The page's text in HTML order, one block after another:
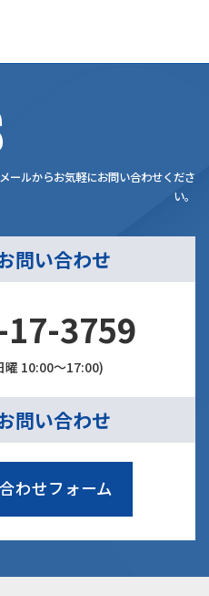
ールからお気軽にお問い合わせくださ
い。
問い合わせ
3759
曜 10:00～17:00)
問い合わせ
わせフォーム